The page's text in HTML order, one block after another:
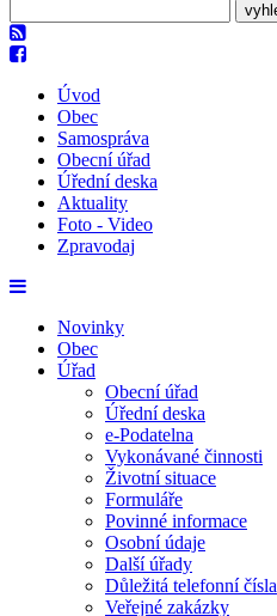
Úvod
Obec
Samospráva
Obecní úřad
Úřední deska
Aktuality
Foto - Video
Zpravodaj
Novinky
Obec
Úřad
Obecní úřad
Úřední deska
e-Podatelna
Vykonávané činnosti
Životní situace
Formuláře
Povinné informace
Osobní údaje
Další úřady
Důležitá telefonní čísla
Veřejné zakázky